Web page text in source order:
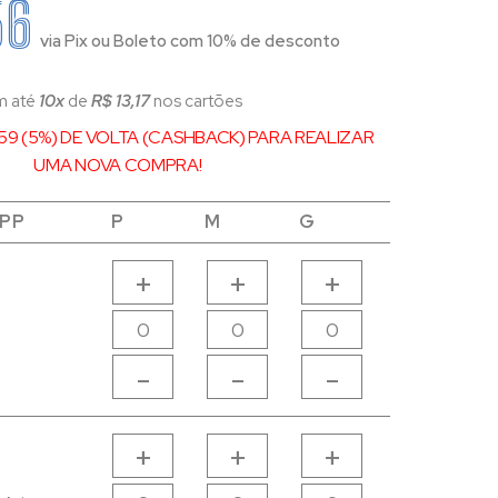
via Pix ou Boleto com 10% de desconto
até 10x deR$ 13,17nos cartões
(5%) DE VOLTA (CASHBACK) PARA REALIZAR
UMA NOVA COMPRA!
PP P M G
+
-
+
-
+
-
+ + +
PP P M G